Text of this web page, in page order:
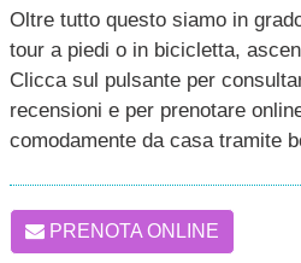
Oltre tutto questo siamo in
tour a piedi o in bicicletta,
Clicca sul pulsante per
recensioni e per prenotare
comodamente da casa tramite
PRENOTA ONLINE